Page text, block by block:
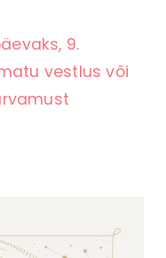
9.
vestlus või